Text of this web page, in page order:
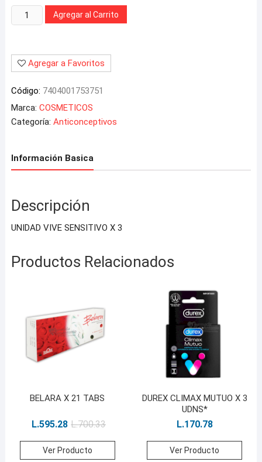
Cantidad: Agregar al Carrito
Agregar a Favoritos
Código: 7404001753751
Marca: COSMETICOS
Categoría: Anticonceptivos
Información Basica
Descripción
UNIDAD VIVE SENSITIVO X 3
Productos Relacionados
BELARA X 21 TABS
L.700.33
L.595.28
Ver Producto
DUREX CLIMAX MUTUO X 3
UDNS*
L.170.78
Ver Producto